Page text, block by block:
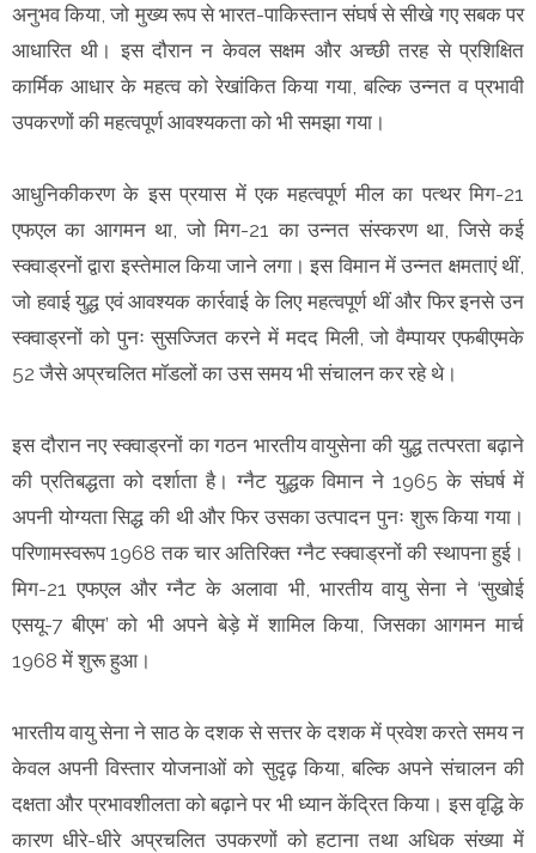
अनुभव किया, जो मुख्य रूप से भारत-पाकिस्तान संघर्ष से सीखे गए सबक पर
आधारित थी। इस दौरान न केवल सक्षम और अच्छी तरह से प्रशिक्षित
कार्मिक आधार के महत्व को रेखांकित किया गया, बल्कि उन्नत व प्रभावी
उपकरणों की महत्वपूर्ण आवश्यकता को भी समझा गया।
आधुनिकीकरण के इस प्रयास में एक महत्वपूर्ण मील का पत्थर मिग-21
एफएल का आगमन था, जो मिग-21 का उन्नत संस्करण था, जिसे कई
स्क्वाड्रनों द्वारा इस्तेमाल किया जाने लगा। इस विमान में उन्नत क्षमताएं थीं,
जो हवाई युद्ध एवं आवश्यक कार्रवाई के लिए महत्वपूर्ण थीं और फिर इनसे उन
स्क्वाड्रनों को पुनः सुसज्जित करने में मदद मिली, जो वैम्पायर एफबीएमके
52 जैसे अप्रचलित मॉडलों का उस समय भी संचालन कर रहे थे।
इस दौरान नए स्क्वाड्रनों का गठन भारतीय वायुसेना की युद्ध तत्परता बढ़ाने
की प्रतिबद्धता को दर्शाता है। ग्नैट युद्धक विमान ने 1965 के संघर्ष में
अपनी योग्यता सिद्ध की थी और फिर उसका उत्पादन पुनः शुरू किया गया।
परिणामस्वरूप 1968 तक चार अतिरिक्त ग्नैट स्क्वाड्रनों की स्थापना हुई।
मिग-21 एफएल और ग्नैट के अलावा भी, भारतीय वायु सेना ने ‘सुखोई
एसयू-7 बीएम’ को भी अपने बेड़े में शामिल किया, जिसका आगमन मार्च
1968 में शुरू हुआ।
भारतीय वायु सेना ने साठ के दशक से सत्तर के दशक में प्रवेश करते समय न
केवल अपनी विस्तार योजनाओं को सुदृढ़ किया, बल्कि अपने संचालन की
दक्षता और प्रभावशीलता को बढ़ाने पर भी ध्यान केंद्रित किया। इस वृद्धि के
कारण धीरे-धीरे अप्रचलित उपकरणों को हटाना तथा अधिक संख्या में